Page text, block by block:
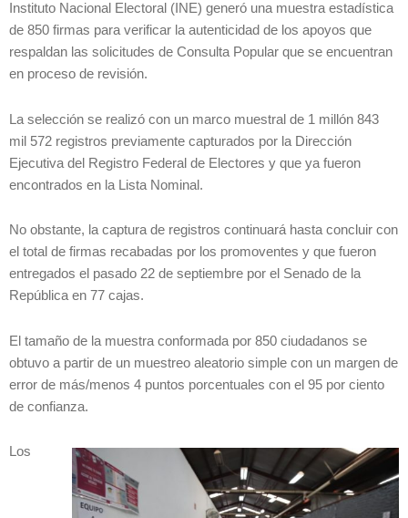
Instituto Nacional Electoral (INE) generó una muestra estadística
de 850 firmas para verificar la autenticidad de los apoyos que
respaldan las solicitudes de Consulta Popular que se encuentran
en proceso de revisión.
La selección se realizó con un marco muestral de 1 millón 843
mil 572 registros previamente capturados por la Dirección
Ejecutiva del Registro Federal de Electores y que ya fueron
encontrados en la Lista Nominal.
No obstante, la captura de registros continuará hasta concluir con
el total de firmas recabadas por los promoventes y que fueron
entregados el pasado 22 de septiembre por el Senado de la
República en 77 cajas.
El tamaño de la muestra conformada por 850 ciudadanos se
obtuvo a partir de un muestreo aleatorio simple con un margen de
error de más/menos 4 puntos porcentuales con el 95 por ciento
de confianza.
Los